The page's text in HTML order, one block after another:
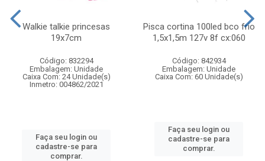
Walkie talkie princesas
19x7cm
Código: 832294
Embalagem: Unidade
Caixa Com: 24 Unidade(s)
Inmetro: 004862/2021
Faça seu login ou
cadastre-se para
comprar.
Pisca cortina 100led bco frio
1,5x1,5m 127v 8f cx:060
Código: 842934
Embalagem: Unidade
Caixa Com: 60 Unidade(s)
Faça seu login ou
cadastre-se para
comprar.